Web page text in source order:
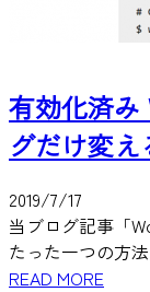
有効化済み
グだけ変え
2019/7/17
当ブログ記事「
たった一つの方
READ MORE